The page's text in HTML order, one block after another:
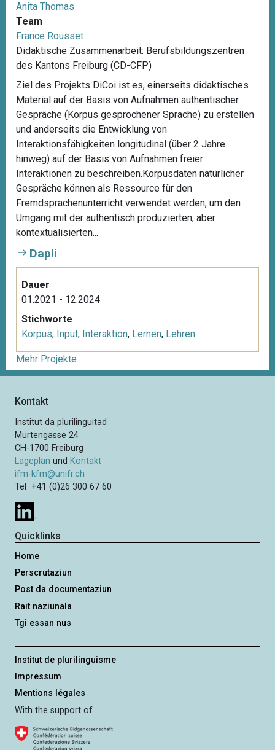
Anita Thomas
Team
France Rousset
Didaktische Zusammenarbeit: Berufsbildungszentren
des Kantons Freiburg (CD-CFP)
Ziel des Projekts DiCoi ist es, einerseits didaktisches
Material auf der Basis von Aufnahmen authentischer
Gespräche (Korpus gesprochener Sprache) zu erstellen
und anderseits die Entwicklung von
Interaktionsfähigkeiten longitudinal (über 2 Jahre
hinweg) auf der Basis von Aufnahmen freier
Interaktionen zu beschreiben.Korpusdaten natürlicher
Gespräche können als Ressource für den
Fremdsprachenunterricht verwendet werden, um den
Umgang mit der authentisch produzierten, aber
kontextualisierten...
Dapli
Dauer
01.2021 - 12.2024
Stichworte
Korpus, Input, Interaktion, Lernen, Lehren
Mehr Projekte
Kontakt
Institut da plurilinguitad
Murtengasse 24
CH-1700 Freiburg
Lageplan und Kontakt
ifm-kfm@unifr.ch
Tel +41 (0)26 300 67 60
Quicklinks
Home
Perscrutaziun
Post da documentaziun
Rait naziunala
Tgi essan nus
Institut de plurilinguisme
Impressum
Mentions légales
With the support of